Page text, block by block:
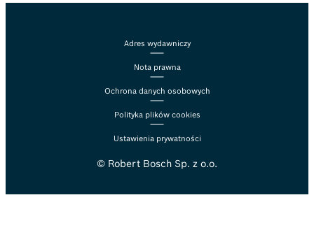
Adres wydawniczy
Nota prawna
Ochrona danych osobowych
Polityka plików cookies
Ustawienia prywatności
© Robert Bosch Sp. z o.o.